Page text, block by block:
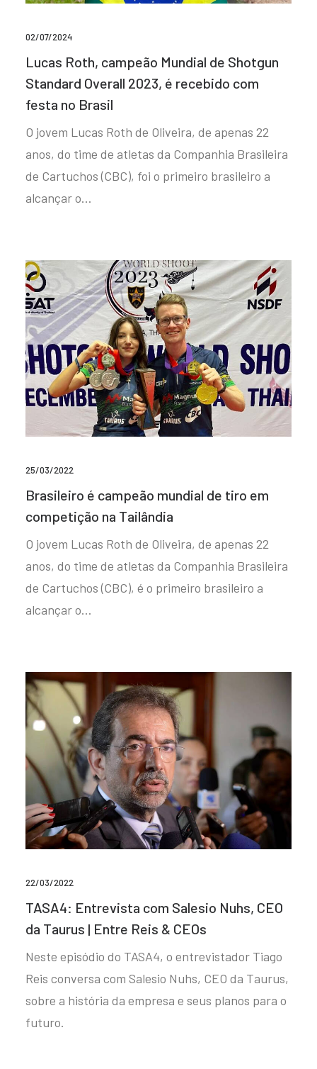
02/07/2024
Lucas Roth, campeão Mundial de Shotgun
Standard Overall 2023, é recebido com
festa no Brasil
O jovem Lucas Roth de Oliveira, de apenas 22
anos, do time de atletas da Companhia Brasileira
de Cartuchos (CBC), foi o primeiro brasileiro a
alcançar o…
25/03/2022
Brasileiro é campeão mundial de tiro em
competição na Tailândia
O jovem Lucas Roth de Oliveira, de apenas 22
anos, do time de atletas da Companhia Brasileira
de Cartuchos (CBC), é o primeiro brasileiro a
alcançar o…
22/03/2022
TASA4: Entrevista com Salesio Nuhs, CEO
da Taurus | Entre Reis & CEOs
Neste episódio do TASA4, o entrevistador Tiago
Reis conversa com Salesio Nuhs, CEO da Taurus,
sobre a história da empresa e seus planos para o
futuro.